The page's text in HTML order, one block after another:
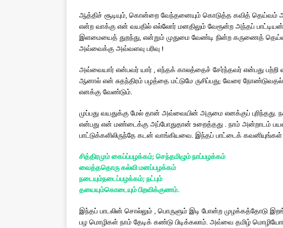
ஆத்திச் சூடியும், கொன்றை வேந்தனையும் கொடுத்த கவித் தெய்வம்
என்ற வாக்கு என் வயதில் எல்லோர் மனதிலும் வேரூன்ற அந்தப்
இளமையைத் துறந்து, என்றும் முதுமை வேண்டி நின்ற கருணைத்
அவ்வைக்கு அவ்வளவு பரிவு !
அவ்வையார் என்பவர் யார் , எந்தக் காலத்தைச் சேர்ந்தவர் என்பது பற்றி
ஆனால் என் சுதந்திரம் பழத்தை மட்டுமே ருசிப்பது; வேரை
எனக்கு வேண்டும்.
முப்பது வயதுக்கு மேல் தான் அவ்வையின் அருமை எனக்குப் புரிந்தது.
என்பது என் மண்டைக்கு அப்போதுதான் உறைத்தது . நாம் அன்றாடம்
பாட்டுக்களிலிருந்தே கடன் வாங்கியவை. இந்தப் பாட்டைக் கவனியுங்கள்
சித்திரமும் கைப்ப்பழக்கம்; செந்தமிழும் நாப்பழக்கம்
வைத்ததொரு கல்வி மனப்பழக்கம்
நடையும்நடைப்பழக்கம்; நட்பும்
தயையும்கொடையும் பிறவிக்குணம்.
இந்தப் பாடலின் சொல்லும் , பொருளும் இடி போன்ற முழக்கத்தோடு
பழ மொழிகள் நாம் தேடிக் கண்டு பிடிக்கலாம். அவ்வை தமிழ்